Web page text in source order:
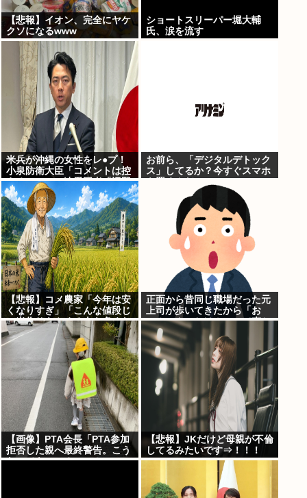
【悲報】イオン、完全にヤケ
クソになるwww
ショートスリーパー堀大輔
氏、涙を流す
米兵が沖縄の女性をレ●プ！
小泉防衛大臣「コメントは控
える」ニュー速愛国者「辺野
古！」
お前ら、「デジタルデトック
ス」してるか？今すぐスマホ
【悲報】コメ農家「今年は安
くなりすぎ」「こんな値段じ
ゃ米作りをやめる人も多くな
るんじゃないかな?」
正面から昔同じ職場だった元
上司が歩いてきたから「お
～！こんにちは！」って声か
けたんや
【画像】PTA会長「PTA参加
拒否した親へ最終警告。こう
なってもいい？」⇒！
【悲報】JKだけど母親が不倫
してるみたいです⇒！！！